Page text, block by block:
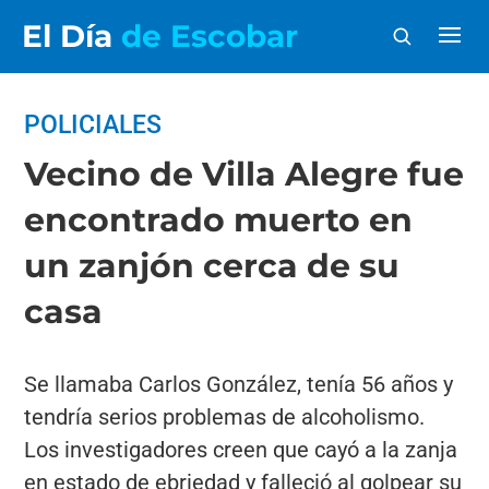
El Día de Escobar
POLICIALES
Vecino de Villa Alegre fue
encontrado muerto en
un zanjón cerca de su
casa
Se llamaba Carlos González, tenía 56 años y
tendría serios problemas de alcoholismo.
Los investigadores creen que cayó a la zanja
en estado de ebriedad y falleció al golpear su